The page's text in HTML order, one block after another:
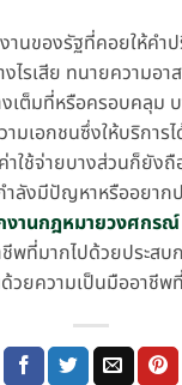
านของรัฐที่คอยให้คำ
ไรเสีย ทนายความอา
เต็มที่หรือครอบคลุม บ
มเอกชนซึ่งให้บริการ
าใช้จ่ายบางส่วนก็ยัง
ลังมีปัญหาหรืออยาก
งานกฎหมายวงศกรณ์
ที่มากไปด้วยประสบ
วยความเป็นมืออาชีพ